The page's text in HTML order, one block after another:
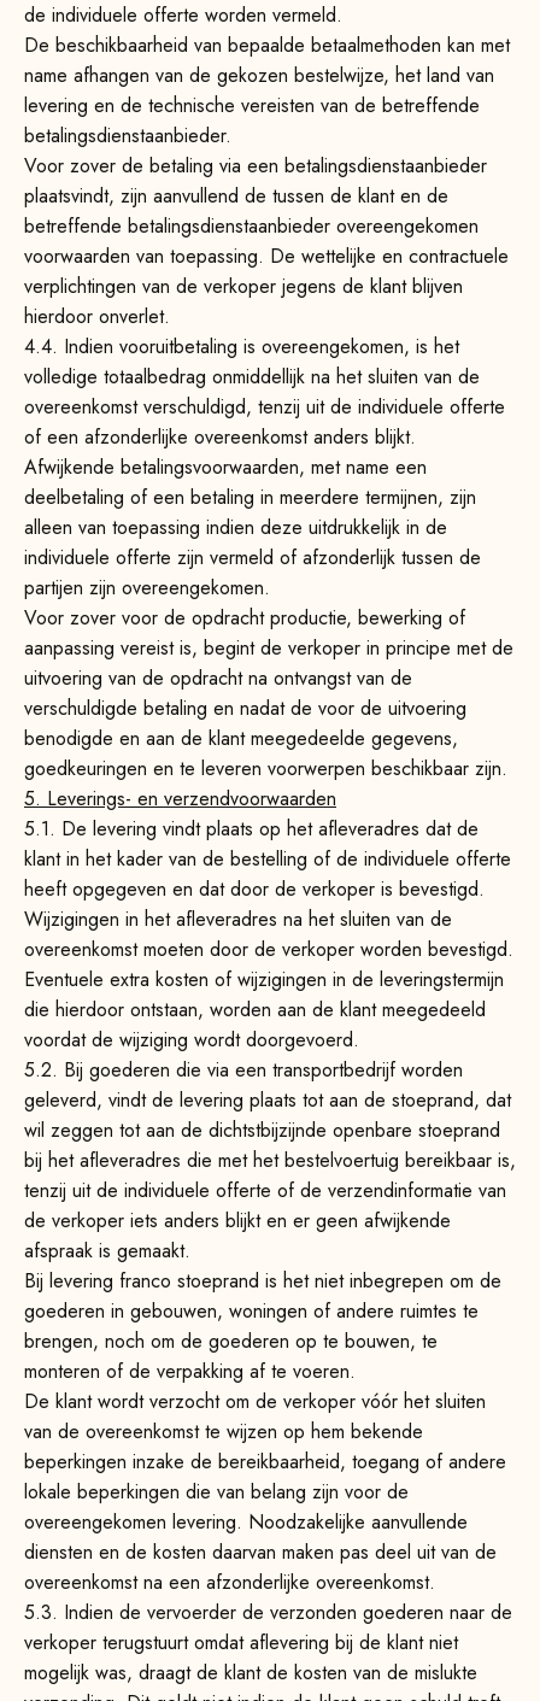
de individuele offerte worden vermeld.
De beschikbaarheid van bepaalde betaalmethoden kan met
name afhangen van de gekozen bestelwijze, het land van
levering en de technische vereisten van de betreffende
betalingsdienstaanbieder.
Voor zover de betaling via een betalingsdienstaanbieder
plaatsvindt, zijn aanvullend de tussen de klant en de
betreffende betalingsdienstaanbieder overeengekomen
voorwaarden van toepassing. De wettelijke en contractuele
verplichtingen van de verkoper jegens de klant blijven
hierdoor onverlet.
4.4. Indien vooruitbetaling is overeengekomen, is het
volledige totaalbedrag onmiddellijk na het sluiten van de
overeenkomst verschuldigd, tenzij uit de individuele offerte
of een afzonderlijke overeenkomst anders blijkt.
Afwijkende betalingsvoorwaarden, met name een
deelbetaling of een betaling in meerdere termijnen, zijn
alleen van toepassing indien deze uitdrukkelijk in de
individuele offerte zijn vermeld of afzonderlijk tussen de
partijen zijn overeengekomen.
Voor zover voor de opdracht productie, bewerking of
aanpassing vereist is, begint de verkoper in principe met de
uitvoering van de opdracht na ontvangst van de
verschuldigde betaling en nadat de voor de uitvoering
benodigde en aan de klant meegedeelde gegevens,
goedkeuringen en te leveren voorwerpen beschikbaar zijn.
5. Leverings- en verzendvoorwaarden
5.1. De levering vindt plaats op het afleveradres dat de
klant in het kader van de bestelling of de individuele offerte
heeft opgegeven en dat door de verkoper is bevestigd.
Wijzigingen in het afleveradres na het sluiten van de
overeenkomst moeten door de verkoper worden bevestigd.
Eventuele extra kosten of wijzigingen in de leveringstermijn
die hierdoor ontstaan, worden aan de klant meegedeeld
voordat de wijziging wordt doorgevoerd.
5.2. Bij goederen die via een transportbedrijf worden
geleverd, vindt de levering plaats tot aan de stoeprand, dat
wil zeggen tot aan de dichtstbijzijnde openbare stoeprand
bij het afleveradres die met het bestelvoertuig bereikbaar is,
tenzij uit de individuele offerte of de verzendinformatie van
de verkoper iets anders blijkt en er geen afwijkende
afspraak is gemaakt.
Bij levering franco stoeprand is het niet inbegrepen om de
goederen in gebouwen, woningen of andere ruimtes te
brengen, noch om de goederen op te bouwen, te
monteren of de verpakking af te voeren.
De klant wordt verzocht om de verkoper vóór het sluiten
van de overeenkomst te wijzen op hem bekende
beperkingen inzake de bereikbaarheid, toegang of andere
lokale beperkingen die van belang zijn voor de
overeengekomen levering. Noodzakelijke aanvullende
diensten en de kosten daarvan maken pas deel uit van de
overeenkomst na een afzonderlijke overeenkomst.
5.3. Indien de vervoerder de verzonden goederen naar de
verkoper terugstuurt omdat aflevering bij de klant niet
mogelijk was, draagt de klant de kosten van de mislukte